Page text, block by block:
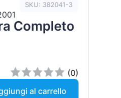
SKU: 382041-3
Completo
(0)
al carrello